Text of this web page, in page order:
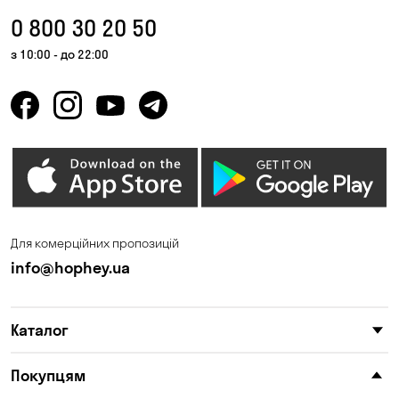
0 800 30 20 50
з 10:00 - до 22:00
Для комерційних пропозицій
info@hophey.ua
Каталог
Покупцям